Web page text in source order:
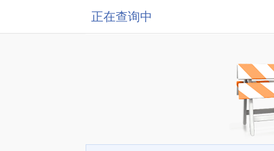
正在查询中